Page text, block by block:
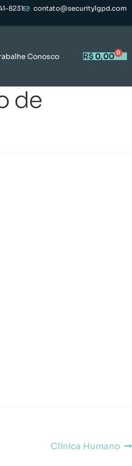
8231 contato@securitylgpd.com
Conosco R$ 0,00 0
de
Clínica Humano